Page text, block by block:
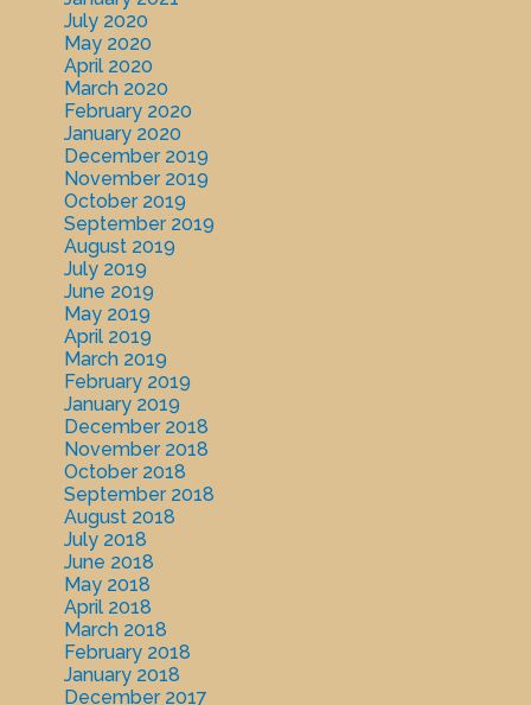
July 2020
May 2020
April 2020
March 2020
February 2020
January 2020
December 2019
November 2019
October 2019
September 2019
August 2019
July 2019
June 2019
May 2019
April 2019
March 2019
February 2019
January 2019
December 2018
November 2018
October 2018
September 2018
August 2018
July 2018
June 2018
May 2018
April 2018
March 2018
February 2018
January 2018
December 2017